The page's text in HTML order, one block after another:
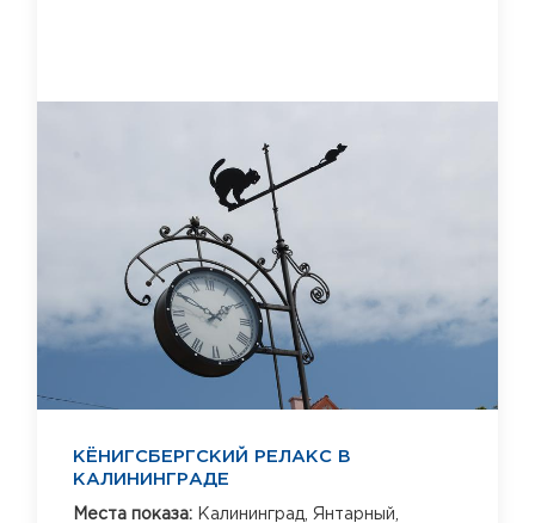
КЁНИГСБЕРГСКИЙ РЕЛАКС В
КАЛИНИНГРАДЕ
Места показа: Калининград, Янтарный,